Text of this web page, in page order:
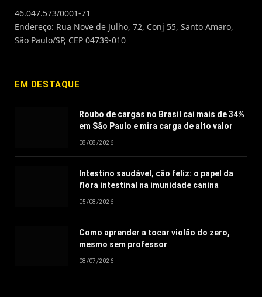
46.047.573/0001-71
Endereço: Rua Nove de Julho, 72, Conj 55, Santo Amaro,
São Paulo/SP, CEP 04739-010
EM DESTAQUE
Roubo de cargas no Brasil cai mais de 34%
em São Paulo e mira carga de alto valor
08/08/2026
Intestino saudável, cão feliz: o papel da
flora intestinal na imunidade canina
05/08/2026
Como aprender a tocar violão do zero,
mesmo sem professor
08/07/2026